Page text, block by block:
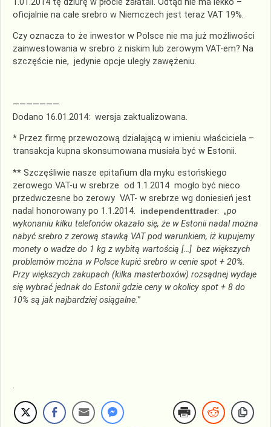
oficjalnie na całe srebro w Niemczech jest teraz VAT 19%.
Czy oznacza to że inwestor w Polsce nie ma już możliwości
zainwestowania w srebro z niskim lub zerowym VAT-em? Na
szczęście nie, jedynie opcje uległy zawężeniu.
———————
Dodano 16.01.2014: wersja zaktualizowana.
* Przez firmę przewozową działającą w imieniu właściciela –
transakcja kupna skonsumowana musiała być w Estonii.
** Szczęśliwie nasze epitafium dla myku estońskiego
zerowego VAT-u w srebrze od 1.1.2014 mogło być nieco
przedwczesne bo zerowy VAT- w srebrze wg doniesień jest
nadal honorowany po 1.1.2014.
independenttrader: „po
wykonaniu kilku telefonów okazało się, że w Estonii nadal można
nabyć srebro z zerową stawką VAT pod warunkiem, iż kupujemy
monety o wadze do 1 kg z wybitą wartością […] bez większych
problemów można w Polsce kupić srebro w cenie spot + 20%.
Przy większych zakupach (kilka masterboxów) rozsądnej wydaje
się wybrać jednak do Estonii gdzie ceny w okolicy spot + 8 do
10% są jak najbardziej osiągalne.”
.